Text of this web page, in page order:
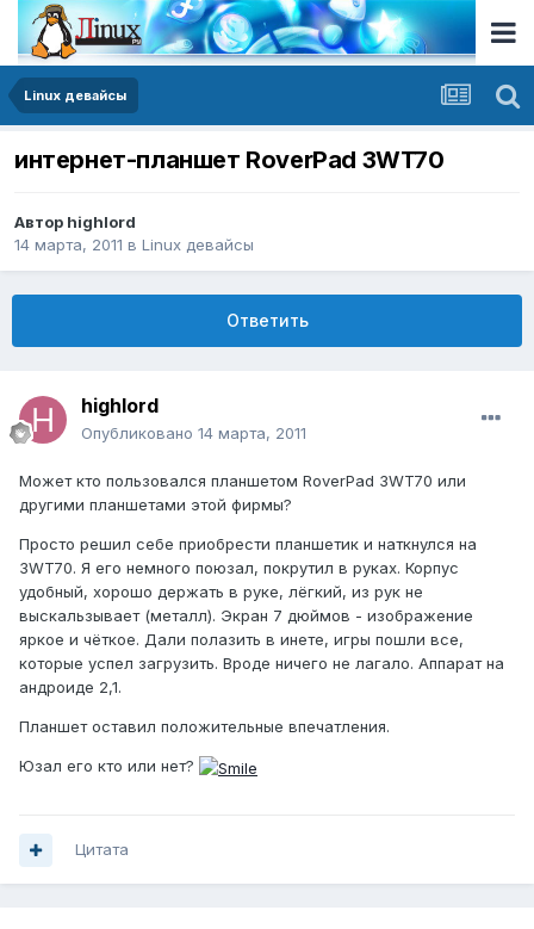
Linux девайсы
интернет-планшет RoverPad 3WT70
Автор highlord
14 марта, 2011 в Linux девайсы
Ответить
highlord
Опубликовано 14 марта, 2011
Может кто пользовался планшетом RoverPad 3WT70 или
другими планшетами этой фирмы?
Просто решил себе приобрести планшетик и наткнулся на
3WT70. Я его немного поюзал, покрутил в руках. Корпус
удобный, хорошо держать в руке, лёгкий, из рук не
выскальзывает (металл). Экран 7 дюймов - изображение
яркое и чёткое. Дали полазить в инете, игры пошли все,
которые успел загрузить. Вроде ничего не лагало. Аппарат на
андроиде 2,1.
Планшет оставил положительные впечатления.
Юзал его кто или нет?
Цитата